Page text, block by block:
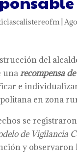
|
del
unarecompensa
e
en zona
se
de Vigilancia
y observaron